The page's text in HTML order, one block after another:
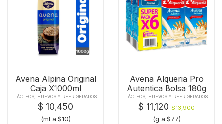
Avena Alpina Original
Caja X1000ml
LÁCTEOS, HUEVOS Y REFRIGERADOS
$ 10,450
(ml a $10)
Avena Alqueria Pro
Autentica Bolsa 180g
LÁCTEOS, HUEVOS Y REFRIGERADOS
$ 11,120 $13,900
(g a $77)